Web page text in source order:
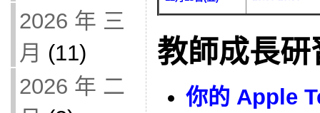
2026 年 三
月 (11)
2026 年 二
教師成長研
你的 Apple